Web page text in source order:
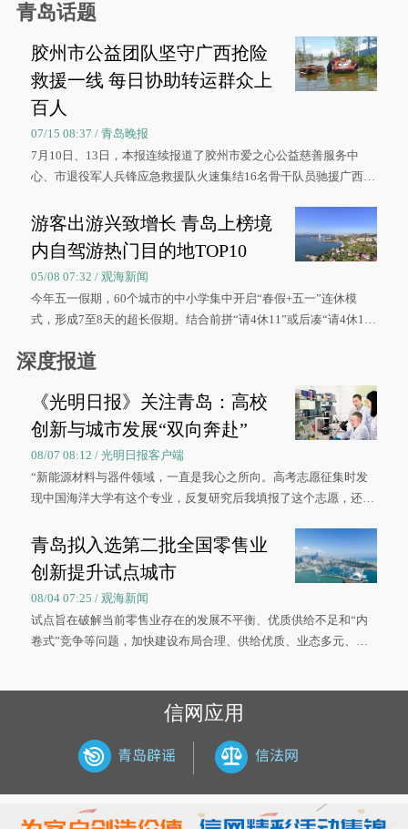
青岛话题
胶州市公益团队坚守广西抢险
救援一线 每日协助转运群众上
百人
07/15 08:37 / 青岛晚报
7月10日、13日，本报连续报道了胶州市爱之心公益慈善服务中
心、市退役军人兵锋应急救援队火速集结16名骨干队员驰援广西灾
游客出游兴致增长 青岛上榜境
内自驾游热门目的地TOP10
05/08 07:32 / 观海新闻
今年五一假期，60个城市的中小学集中开启“春假+五一”连休模
式，形成7至8天的超长假期。结合前拼“请4休11”或后凑“请4休1
深度报道
《光明日报》关注青岛：高校
创新与城市发展“双向奔赴”
08/07 08:12 / 光明日报客户端
“新能源材料与器件领域，一直是我心之所向。高考志愿征集时发
现中国海洋大学有这个专业，反复研究后我填报了这个志愿，还真
大学材料科学与工程学院材料类专业的录取通知书。
青岛拟入选第二批全国零售业
创新提升试点城市
08/04 07:25 / 观海新闻
试点旨在破解当前零售业存在的发展不平衡、优质供给不足和“内
卷式”竞争等问题，加快建设布局合理、供给优质、业态多元、智
信网应用